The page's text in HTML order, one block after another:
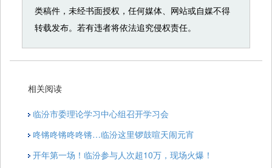
类稿件，未经书面授权，任何媒体、网站或自媒不得
转载发布。若有违者将依法追究侵权责任。
相关阅读
临汾市委理论学习中心组召开学习会
咚锵咚锵咚咚锵…临汾这里锣鼓喧天闹元宵
开年第一场！临汾参与人次超10万，现场火爆！